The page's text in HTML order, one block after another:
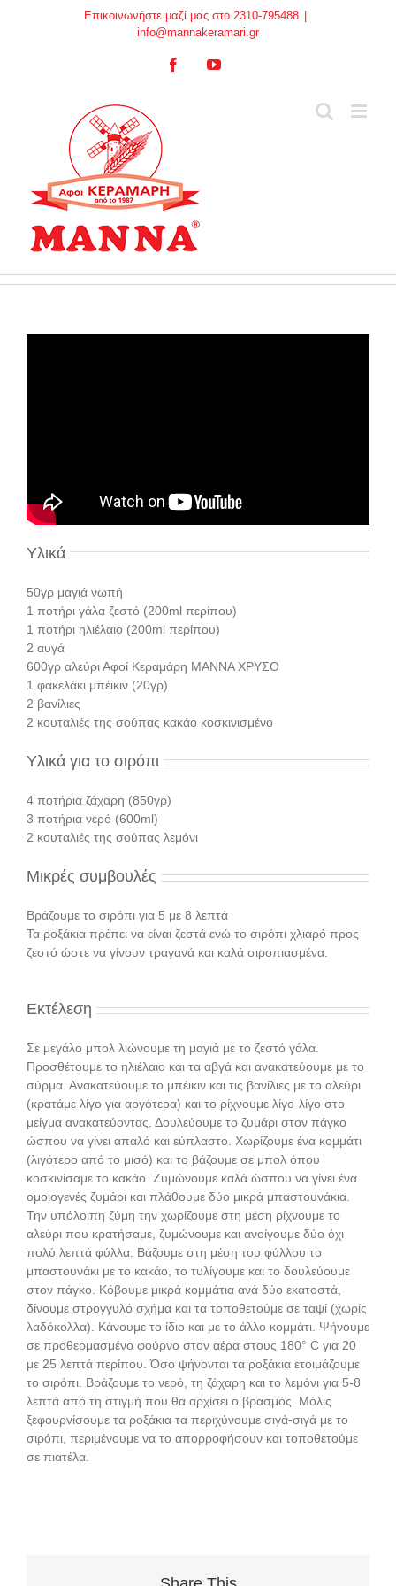
Επικοινωνήστε μαζί μας στο 2310-795488
info@mannakeramari.gr
FacebookYouTube
Υλικά
50γρ μαγιά νωπή
1 ποτήρι γάλα ζεστό (200ml περίπου)
1 ποτήρι ηλιέλαιο (200ml περίπου)
2 αυγά
600γρ αλεύρι Αφοί Κεραμάρη ΜΑΝΝΑ ΧΡΥΣΟ
1 φακελάκι μπέικιν (20γρ)
2 βανίλιες
2 κουταλιές της σούπας κακάο κοσκινισμένο
Υλικά για το σιρόπι
4 ποτήρια ζάχαρη (850γρ)
3 ποτήρια νερό (600ml)
2 κουταλιές της σούπας λεμόνι
Μικρές συμβουλές
Βράζουμε το σιρόπι για 5 με 8 λεπτά
Τα ροξάκια πρέπει να είναι ζεστά ενώ το σιρόπι χλιαρό προς
ζεστό ώστε να γίνουν τραγανά και καλά σιροπιασμένα.
Εκτέλεση
Σε μεγάλο μπολ λιώνουμε τη μαγιά με το ζεστό γάλα.
Προσθέτουμε το ηλιέλαιο και τα αβγά και ανακατεύουμε με το
σύρμα. Ανακατεύουμε το μπέικιν και τις βανίλιες με το αλεύρι
(κρατάμε λίγο για αργότερα) και το ρίχνουμε λίγο-λίγο στο
μείγμα ανακατεύοντας. Δουλεύουμε το ζυμάρι στον πάγκο
ώσπου να γίνει απαλό και εύπλαστο. Χωρίζουμε ένα κομμάτι
(λιγότερο από το μισό) και το βάζουμε σε μπολ όπου
κοσκινίσαμε το κακάο. Ζυμώνουμε καλά ώσπου να γίνει ένα
ομοιογενές ζυμάρι και πλάθουμε δύο μικρά μπαστουνάκια.
Την υπόλοιπη ζύμη την χωρίζουμε στη μέση ρίχνουμε το
αλεύρι που κρατήσαμε, ζυμώνουμε και ανοίγουμε δύο όχι
πολύ λεπτά φύλλα. Βάζουμε στη μέση του φύλλου το
μπαστουνάκι με το κακάο, το τυλίγουμε και το δουλεύουμε
στον πάγκο. Κόβουμε μικρά κομμάτια ανά δύο εκατοστά,
δίνουμε στρογγυλό σχήμα και τα τοποθετούμε σε ταψί (χωρίς
λαδόκολλα). Κάνουμε το ίδιο και με το άλλο κομμάτι. Ψήνουμε
σε προθερμασμένο φούρνο στον αέρα στους 180° C για 20
με 25 λεπτά περίπου. Όσο ψήνονται τα ροξάκια ετοιμάζουμε
το σιρόπι. Βράζουμε το νερό, τη ζάχαρη και το λεμόνι για 5-8
λεπτά από τη στιγμή που θα αρχίσει ο βρασμός. Μόλις
ξεφουρνίσουμε τα ροξάκια τα περιχύνουμε σιγά-σιγά με το
σιρόπι, περιμένουμε να το απορροφήσουν και τοποθετούμε
σε πιατέλα.